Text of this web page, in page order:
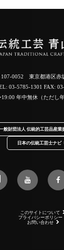
107-0052 東京都港区赤
03-5785-1301 FAX:
19:00 年中無休（ただし
般財団法人 伝統的工芸品産業
日本の伝統工芸士ナビ
このサイトについて
プライバシーポリシー
お問い合わせ